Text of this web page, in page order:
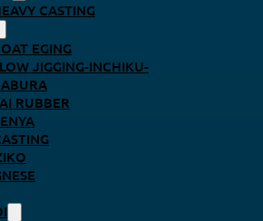
CASTING
EGING
JIGGING-INCHIKU-
RUBBER